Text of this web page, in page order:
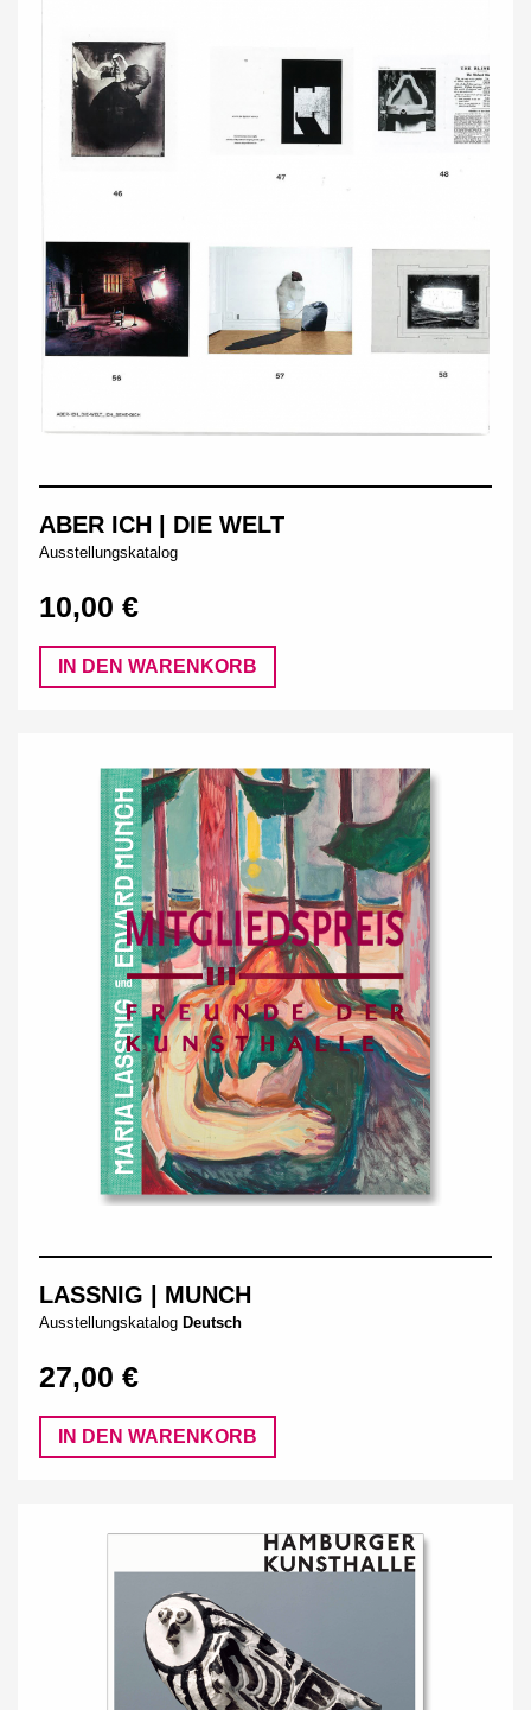
ABER ICH | DIE WELT
Ausstellungskatalog
10,00 €
IN DEN WARENKORB
LASSNIG | MUNCH
Ausstellungskatalog Deutsch
27,00 €
IN DEN WARENKORB